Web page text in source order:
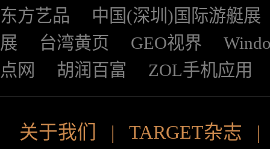
东方艺品
中国(深圳)国际游艇展
展
台湾黄页 GEO视界
点网
胡润百富 ZOL手机应用
关于我们 | TARGET杂志